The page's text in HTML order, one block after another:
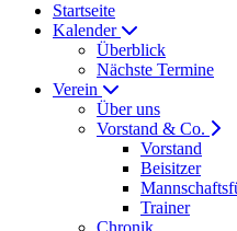
Startseite
Kalender
Überblick
Nächste Termine
Verein
Über uns
Vorstand & Co.
Vorstand
Beisitzer
Trainer
Chronik